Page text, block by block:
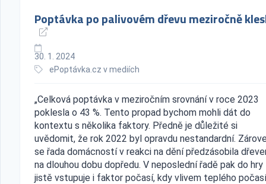
Poptávka po palivovém dřevu meziročně
30. 1. 2024
ePoptávka.cz v mediích
„Celková poptávka v meziročním srovnání v roce 2023
poklesla o 43 %. Tento propad bychom mohli dát do
kontextu s několika faktory. Předně je důležité si
uvědomit, že rok 2022 byl opravdu nestandardní.
se řada domácností v reakci na dění předzásobila
na dlouhou dobu dopředu. V neposlední řadě pak do hry
jistě vstupuje i faktor počasí, kdy vlivem teplého počasí